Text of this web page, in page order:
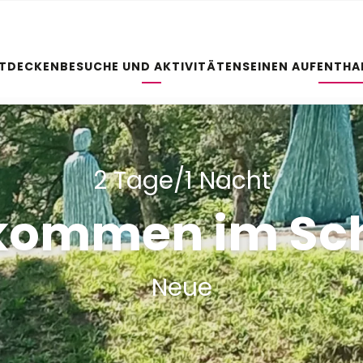
BESUCHE UND AKTIVITÄTENSEINEN
2 Tage/1 Nacht
im
Neue